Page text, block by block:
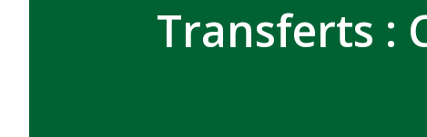
Transferts :